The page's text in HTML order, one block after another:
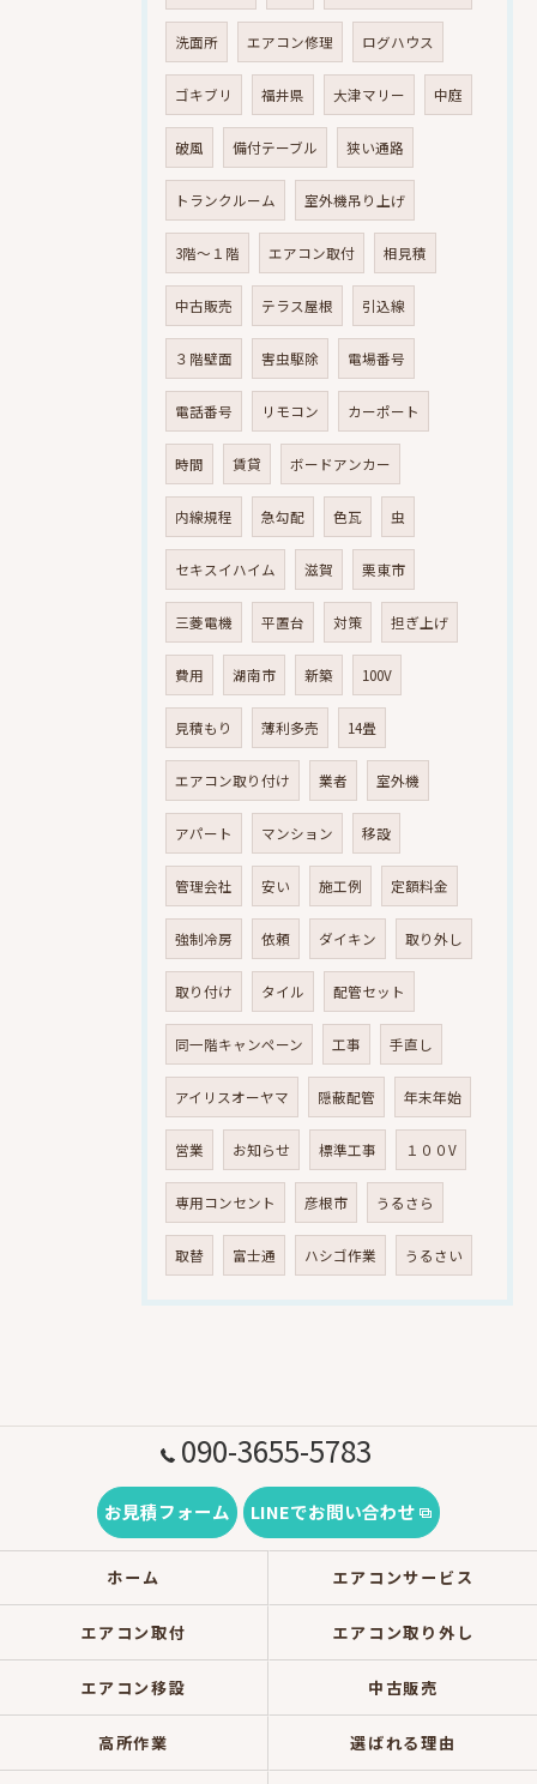
洗面所 エアコン修理 ログハウス
ゴキブリ 福井県 大津マリー 中庭
破風 備付テーブル 狭い通路
トランクルーム 室外機吊り上げ
3階～１階 エアコン取付 相見積
中古販売 テラス屋根 引込線
３階壁面 害虫駆除 電場番号
電話番号 リモコン カーポート
時間 賃貸 ボードアンカー
内線規程 急勾配 色瓦 虫
セキスイハイム 滋賀 栗東市
三菱電機 平置台 対策 担ぎ上げ
費用 湖南市 新築 100V
見積もり 薄利多売 14畳
エアコン取り付け 業者 室外機
アパート マンション 移設
管理会社 安い 施工例 定額料金
強制冷房 依頼 ダイキン 取り外し
取り付け タイル 配管セット
同一階キャンペーン 工事 手直し
アイリスオーヤマ 隠蔽配管 年末年始
営業 お知らせ 標準工事 １００V
専用コンセント 彦根市 うるさら
取替 富士通 ハシゴ作業 うるさい
090-3655-5783
お見積フォーム LINEでお問い合わせ
ホーム エアコンサービス
エアコン取付 エアコン取り外し
エアコン移設 中古販売
高所作業 選ばれる理由